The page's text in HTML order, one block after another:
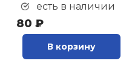
есть в наличии
80 ₽
В корзину